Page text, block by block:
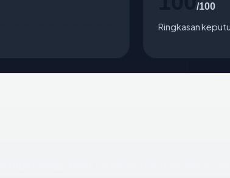
/100
Ringkasan